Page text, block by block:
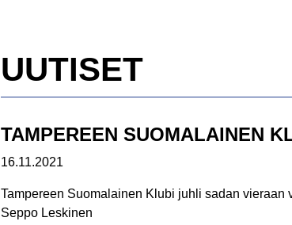
UUTISET
TAMPEREEN SUOMALAINEN
Julkaistu:
16.11.2021
Tampereen Suomalainen Klubi juhli sadan
Seppo Leskinen